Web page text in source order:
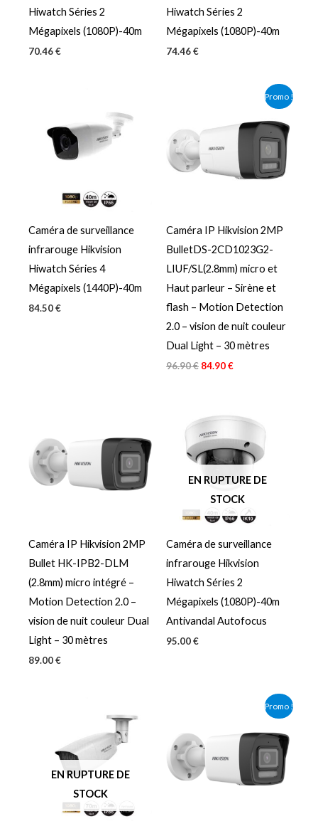
Hiwatch Séries 2
Mégapixels (1080P)-40m
70.46€
Hiwatch Séries 2
Mégapixels (1080P)-40m
74.46€
Caméra de surveillance
infrarouge Hikvision
Hiwatch Séries 4
Mégapixels (1440P)-40m
84.50€
Promo !
Caméra IP Hikvision 2MP
BulletDS-2CD1023G2-
LIUF/SL(2.8mm) micro et
Haut parleur – Sirène et
flash – Motion Detection
2.0 – vision de nuit couleur
Dual Light – 30 mètres
96.90€
était :
84.90€
est :
84.90 €.
Caméra IP Hikvision 2MP
Bullet HK-IPB2-DLM
(2.8mm) micro intégré –
Motion Detection 2.0 –
vision de nuit couleur Dual
Light – 30 mètres
89.00€
EN RUPTURE DE
STOCK
Caméra de surveillance
infrarouge Hikvision
Hiwatch Séries 2
Mégapixels (1080P)-40m
Antivandal Autofocus
95.00€
EN RUPTURE DE
STOCK
Promo !
114.00 €.
est :
97.00 €.